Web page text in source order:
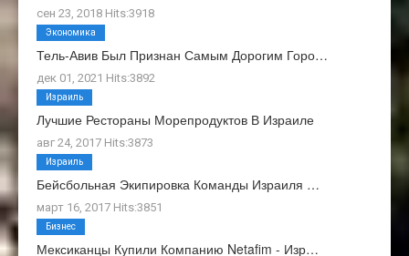
сен 23, 2018 Hits:3918
Тель-Авив Был Признан Самым Дорогим Горо…
дек 01, 2021 Hits:3892
Экономика
Лучшие Рестораны Морепродуктов В Израиле
авг 24, 2017 Hits:3873
Израиль
Бейсбольная Экипировка Команды Израиля …
март 16, 2017 Hits:3851
Израиль
Мексиканцы Купили Компанию Netafim - Изр…
Бизнес